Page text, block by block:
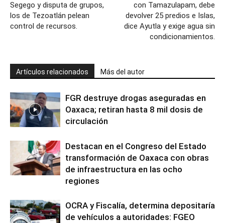
Segego y disputa de grupos,
los de Tezoatlán pelean
control de recursos.
con Tamazulapam, debe
devolver 25 predios e Islas,
dice Ayutla y exige agua sin
condicionamientos.
Artículos relacionados Más del autor
FGR destruye drogas aseguradas en
Oaxaca; retiran hasta 8 mil dosis de
circulación
Destacan en el Congreso del Estado
transformación de Oaxaca con obras
de infraestructura en las ocho
regiones
OCRA y Fiscalía, determina depositaría
de vehículos a autoridades: FGEO